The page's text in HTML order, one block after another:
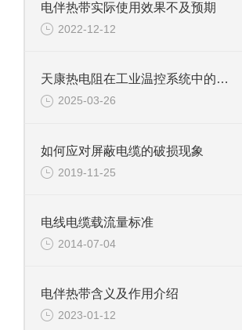
电伴热带实际使用效果不及预期
2022-12-12
天康热电阻在工业温控系统中的应用与优化
2025-03-26
如何应对屏蔽电缆的破损现象
2019-11-25
电线电缆载流量标准
2014-07-04
电伴热带含义及作用介绍
2023-01-12